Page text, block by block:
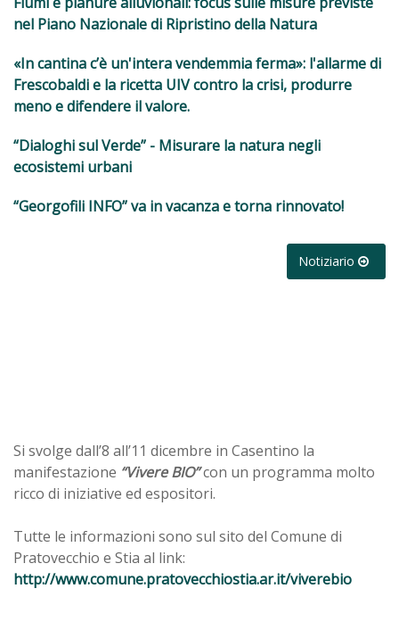
nel Piano Nazionale di Ripristino della Natura
«In cantina c’è un'intera vendemmia ferma»: l'allarme di
Frescobaldi e la ricetta UIV contro la crisi, produrre
meno e difendere il valore.
“Dialoghi sul Verde” - Misurare la natura negli
ecosistemi urbani
“Georgofili INFO” va in vacanza e torna rinnovato!
Notiziario
Si svolge dall’8 all’11 dicembre in Casentino la
manifestazione “Vivere BIO”con un programma molto
ricco di iniziative ed espositori.
Tutte le informazioni sono sul sito del Comune di
Pratovecchio e Stia al link:
http://www.comune.pratovecchiostia.ar.it/viverebio